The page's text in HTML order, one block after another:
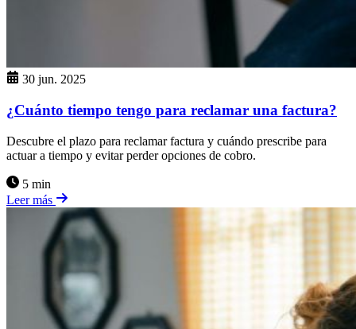
30 jun. 2025
¿Cuánto tiempo tengo para reclamar una factura?
Descubre el plazo para reclamar factura y cuándo prescribe para
actuar a tiempo y evitar perder opciones de cobro.
5 min
Leer más